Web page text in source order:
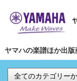
ヤマハの楽譜ほか出版